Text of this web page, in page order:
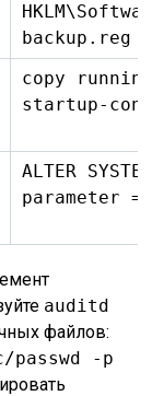
backup.reg
copy
startup-
ALTER
parameter
auditd
файлов:
-p